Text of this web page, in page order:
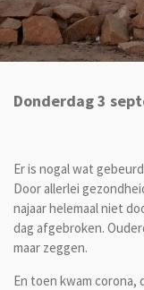
Donderdag 3
Er is nogal wat
Door allerlei
najaar helemaal niet
dag afgebroken.
maar zeggen.
En toen kwam